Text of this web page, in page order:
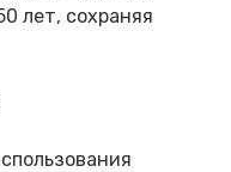
лет, сохраняя